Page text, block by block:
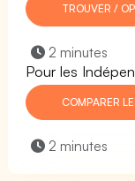
TROUVER /
2 minutes
Pour les
COMPARER
2 minutes